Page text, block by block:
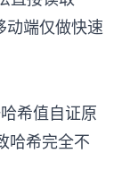
动端仅做快速
希值自证原
哈希完全不